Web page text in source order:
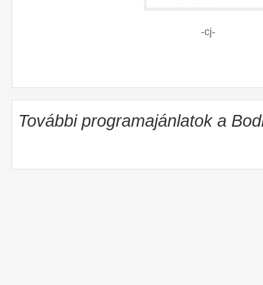
-cj-
További programajánlatok a